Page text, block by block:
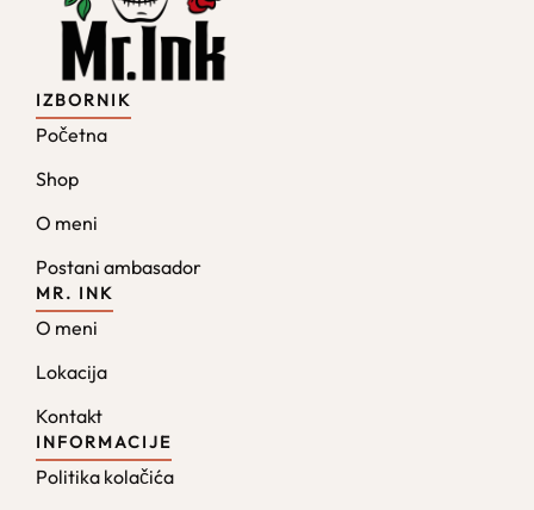
IZBORNIK
Početna
Shop
O meni
Postani ambasador
MR. INK
O meni
Lokacija
Kontakt
INFORMACIJE
Politika kolačića